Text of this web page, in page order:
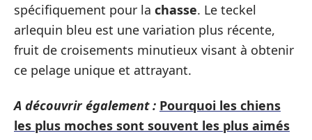
spécifiquement pour la chasse. Le teckel
arlequin bleu est une variation plus récente,
fruit de croisements minutieux visant à obtenir
ce pelage unique et attrayant.
A découvrir également : Pourquoi les chiens
les plus moches sont souvent les plus aimés